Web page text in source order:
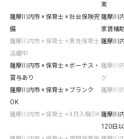
実
薩摩川内市 × 保育士 × 社会保険完
備
薩摩川
家賃補
薩摩川内市 × 保育士 × 男性保育士
活躍中
薩摩川
薩摩川内市 × 保育士 × ボーナス・
賞与あり
薩摩川
グ
薩摩川内市 × 保育士 × ブランク
OK
薩摩川
薩摩川内市 × 保育士 × 4月入職OK薩摩川
120日